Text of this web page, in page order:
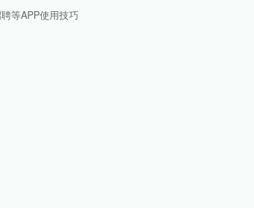
智联招聘等APP使用技巧
介绍
费等